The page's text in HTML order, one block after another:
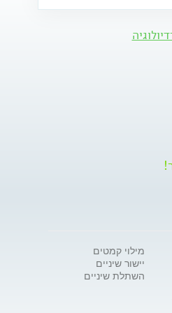
מילוי קמטים
יישור שיניים
השתלת שיניים